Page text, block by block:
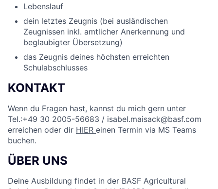
Lebenslauf
dein letztes Zeugnis (bei ausländischen
Zeugnissen inkl. amtlicher Anerkennung und
beglaubigter Übersetzung)
das Zeugnis deines höchsten erreichten
Schulabschlusses
KONTAKT
Wenn du Fragen hast, kannst du mich gern unter
Tel.:+49 30 2005-56683 / isabel.maisack@basf.com
erreichen oder dir HIER einen Termin via MS Teams
buchen.
ÜBER UNS
Deine Ausbildung findet in der BASF Agricultural